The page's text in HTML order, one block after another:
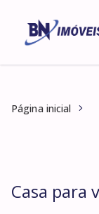
Página inicial
Casa para